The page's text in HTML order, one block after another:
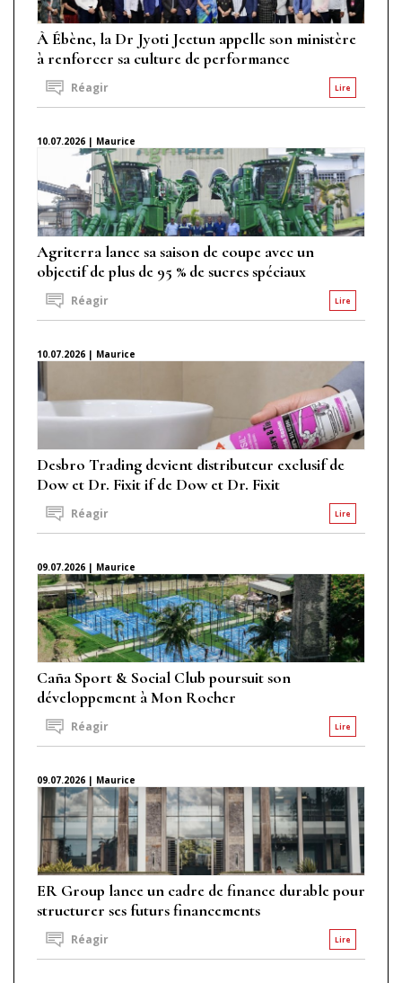
À Ébène, la Dr Jyoti Jeetun appelle son ministère
à renforcer sa culture de performance
Lire
Réagir
10.07.2026 | Maurice
Agriterra lance sa saison de coupe avec un
objectif de plus de 95 % de sucres spéciaux
Lire
Réagir
10.07.2026 | Maurice
Desbro Trading devient distributeur exclusif de
Dow et Dr. Fixit if de Dow et Dr. Fixit
Lire
Réagir
09.07.2026 | Maurice
Caña Sport & Social Club poursuit son
développement à Mon Rocher
Lire
Réagir
09.07.2026 | Maurice
ER Group lance un cadre de finance durable pour
structurer ses futurs financements
Lire
Réagir